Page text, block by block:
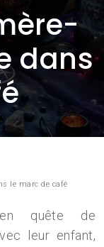
dans
le marc de café
quête de
leur enfant,